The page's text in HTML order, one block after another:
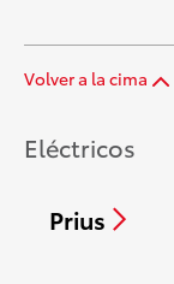
Volver a la cima
Eléctricos
Prius